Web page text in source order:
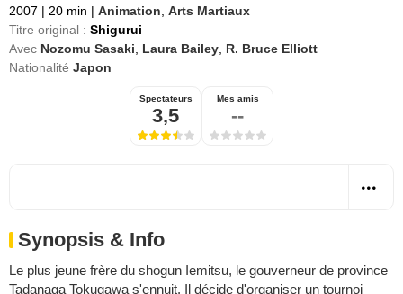
2007 | 20 min | Animation Arts Martiaux
Titre original : Shigurui
Avec Nozomu Sasaki Laura Bailey R. Bruce Elliott
Nationalité Japon
Spectateurs
3,5
Mes amis
--
Synopsis & Info
Le plus jeune frère du shogun Iemitsu, le gouverneur de province
Tadanaga Tokugawa s'ennuit. Il décide d'organiser un tournoi